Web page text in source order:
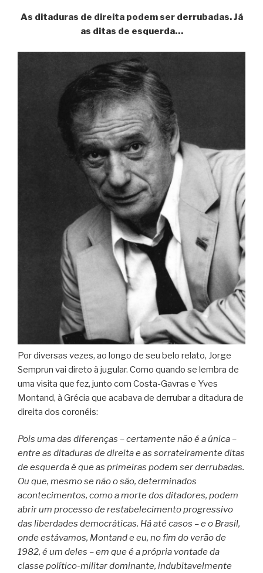
As ditaduras de direita podem ser derrubadas. Já
as ditas de esquerda…
Por diversas vezes, ao longo de seu belo relato, Jorge
Semprun vai direto à jugular. Como quando se lembra de
uma visita que fez, junto com Costa-Gavras e Yves
Montand, à Grécia que acabava de derrubar a ditadura de
direita dos coronéis:
Pois uma das diferenças – certamente não é a única –
entre as ditaduras de direita e as sorrateiramente ditas
de esquerda é que as primeiras podem ser derrubadas.
Ou que, mesmo se não o são, determinados
acontecimentos, como a morte dos ditadores, podem
abrir um processo de restabelecimento progressivo
das liberdades democráticas. Há até casos – e o Brasil,
onde estávamos, Montand e eu, no fim do verão de
1982, é um deles – em que é a própria vontade da
classe político-militar dominante, indubitavelmente